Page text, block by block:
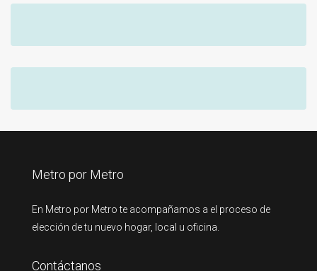
Metro por Metro
En Metro por Metro te acompañamos a el proceso de
elección de tu nuevo hogar, local u oficina.
Contáctanos